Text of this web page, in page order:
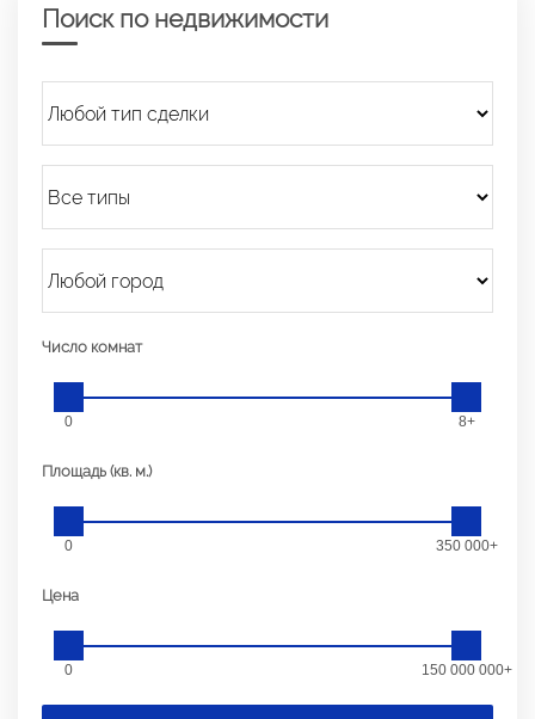
Поиск по недвижимости
Число комнат
0 8+
Площадь (кв. м.)
0 350 000+
Цена
0 150 000 000+